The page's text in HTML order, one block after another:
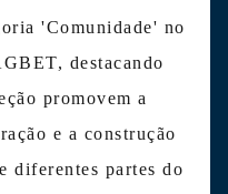
'Comunidade' no
destacando
promovem a
e a construção
diferentes partes do